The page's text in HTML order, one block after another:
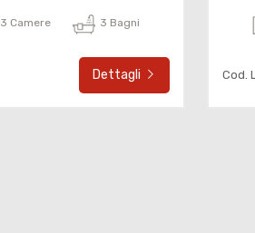
3 Camere 3 Bagni
Dettagli Cod.